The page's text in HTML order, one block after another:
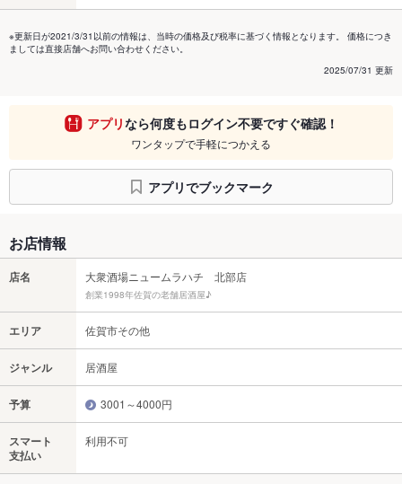
※更新日が2021/3/31以前の情報は、当時の価格及び税率に基づく情報となります。 価格につき
ましては直接店舗へお問い合わせください。
2025/07/31 更新
アプリなら何度もログイン不要ですぐ確認！
ワンタップで手軽につかえる
アプリでブックマーク
お店情報
店名 大衆酒場ニュームラハチ 北部店
創業1998年佐賀の老舗居酒屋♪
エリア 佐賀市その他
ジャンル 居酒屋
予算 3001～4000円
スマート
支払い
利用不可